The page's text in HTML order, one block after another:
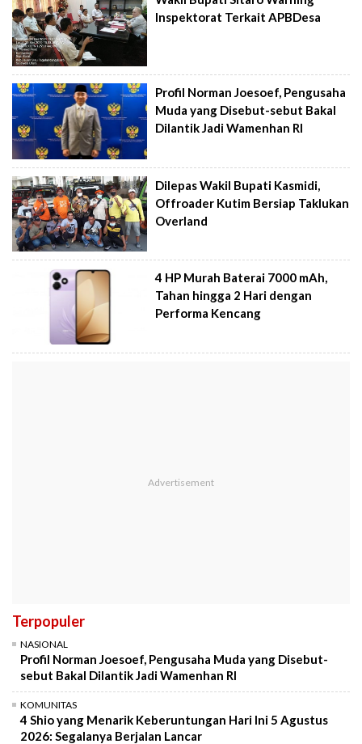
Inspektorat Terkait APBDesa
Profil Norman Joesoef, Pengusaha
Muda yang Disebut-sebut Bakal
Dilantik Jadi Wamenhan RI
Dilepas Wakil Bupati Kasmidi,
Offroader Kutim Bersiap Taklukan
Overland
4 HP Murah Baterai 7000 mAh,
Tahan hingga 2 Hari dengan
Performa Kencang
Terpopuler
NASIONAL
Profil Norman Joesoef, Pengusaha Muda yang Disebut-
sebut Bakal Dilantik Jadi Wamenhan RI
KOMUNITAS
4 Shio yang Menarik Keberuntungan Hari Ini 5 Agustus
2026: Segalanya Berjalan Lancar